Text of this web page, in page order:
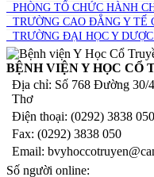
PHÒNG TỔ CHỨC HÀNH
TRƯỜNG CAO ĐẲNG Y TẾ
TRƯỜNG ĐẠI HỌC Y
BỆNH VIỆN Y HỌC CỔ
Địa chỉ: Số 768 Đường 30/
Thơ
Điện thoại: (0292) 3838 050
Fax: (0292) 3838 050
Email:
Số người online: